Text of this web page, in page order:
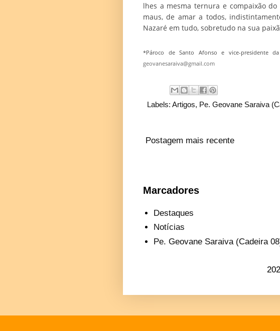
lhes a mesma ternura e compaixão
maus, de amar a todos,
Nazaré em tudo, sobretudo na sua
*Pároco de Santo Afonso e vice-presidente
geovanesaraiva@gmail.com
Labels: Artigos, Pe. Geovane Saraiva
Postagem mais recente
Marcadores
Destaques
Notícias
Pe. Geovane Saraiva (Cadeira